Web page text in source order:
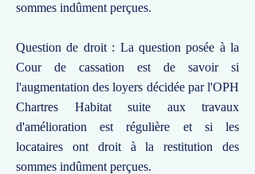
sommes indûment perçues.
Question de droit : La question posée à la
Cour de cassation est de savoir si
l'augmentation des loyers décidée par l'OPH
Chartres Habitat suite aux travaux
d'amélioration est régulière et si les
locataires ont droit à la restitution des
sommes indûment perçues.